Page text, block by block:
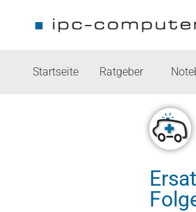
Startseite Ratgeber